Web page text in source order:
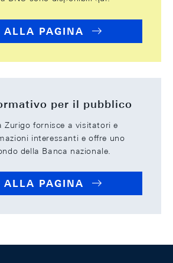
ALLA PAGINA
per il pubblico
Zurigo fornisce a visitatori e
interessanti e offre uno
della Banca nazionale.
ALLA PAGINA